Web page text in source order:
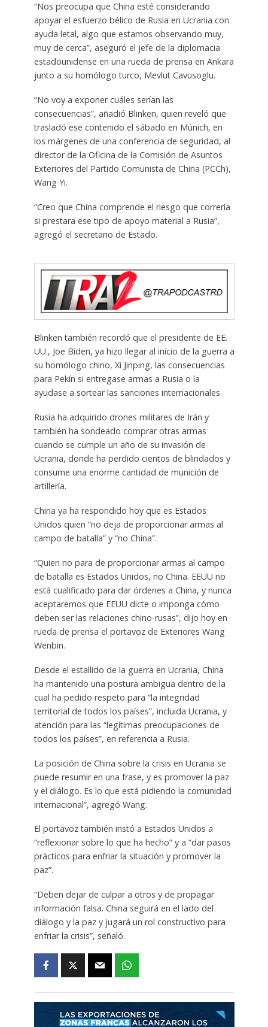
“Nos preocupa que China esté considerando
apoyar el esfuerzo bélico de Rusia en Ucrania con
ayuda letal, algo que estamos observando muy,
muy de cerca”, aseguró el jefe de la diplomacia
estadounidense en una rueda de prensa en Ankara
junto a su homólogo turco, Mevlut Cavusoglu.
“No voy a exponer cuáles serían las
consecuencias”, añadió Blinken, quien reveló que
trasladó ese contenido el sábado en Múnich, en
los márgenes de una conferencia de seguridad, al
director de la Oficina de la Comisión de Asuntos
Exteriores del Partido Comunista de China (PCCh),
Wang Yi.
“Creo que China comprende el riesgo que correría
si prestara ese tipo de apoyo material a Rusia”,
agregó el secretario de Estado.
Blinken también recordó que el presidente de EE.
UU., Joe Biden, ya hizo llegar al inicio de la guerra a
su homólogo chino, Xi Jinping, las consecuencias
para Pekín si entregase armas a Rusia o la
ayudase a sortear las sanciones internacionales.
Rusia ha adquirido drones militares de Irán y
también ha sondeado comprar otras armas
cuando se cumple un año de su invasión de
Ucrania, donde ha perdido cientos de blindados y
consume una enorme cantidad de munición de
artillería.
China ya ha respondido hoy que es Estados
Unidos quien “no deja de proporcionar armas al
campo de batalla” y “no China”.
“Quien no para de proporcionar armas al campo
de batalla es Estados Unidos, no China. EEUU no
está cualificado para dar órdenes a China, y nunca
aceptaremos que EEUU dicte o imponga cómo
deben ser las relaciones chino-rusas”, dijo hoy en
rueda de prensa el portavoz de Exteriores Wang
Wenbin.
Desde el estallido de la guerra en Ucrania, China
ha mantenido una postura ambigua dentro de la
cual ha pedido respeto para “la integridad
territorial de todos los países”, incluida Ucrania, y
atención para las “legítimas preocupaciones de
todos los países”, en referencia a Rusia.
La posición de China sobre la crisis en Ucrania se
puede resumir en una frase, y es promover la paz
y el diálogo. Es lo que está pidiendo la comunidad
internacional”, agregó Wang.
El portavoz también instó a Estados Unidos a
“reflexionar sobre lo que ha hecho” y a “dar pasos
prácticos para enfriar la situación y promover la
paz”.
“Deben dejar de culpar a otros y de propagar
información falsa. China seguirá en el lado del
diálogo y la paz y jugará un rol constructivo para
enfriar la crisis”, señaló.